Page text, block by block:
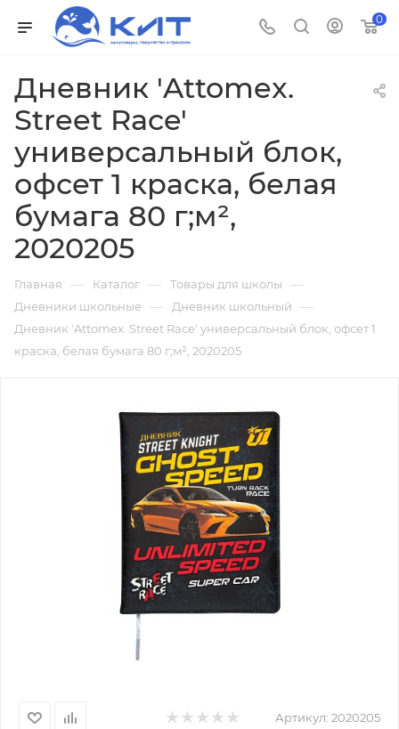
0
Дневник 'Attomex.
Street Race'
универсальный блок,
офсет 1 краска, белая
бумага 80 г;м²,
2020205
Главная — Каталог — Товары для школы —
Дневники школьные — Дневник школьный —
Дневник 'Attomex. Street Race' универсальный блок, офсет 1
краска, белая бумага 80 г;м², 2020205
Артикул: 2020205